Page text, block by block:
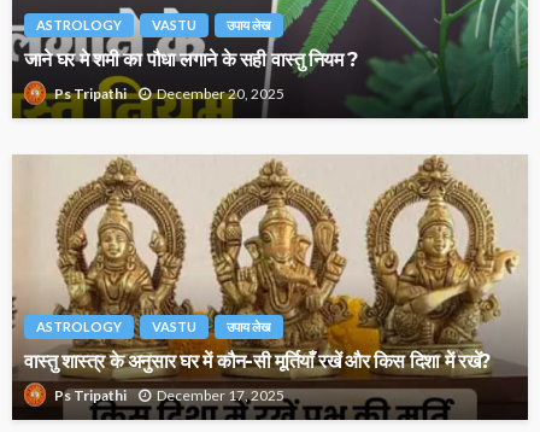
ASTROLOGY VASTU उपाय लेख
जाने घर मे शमी का पौधा लगाने के सही वास्तु नियम ?
Ps Tripathi December 20, 2025
ASTROLOGY VASTU उपाय लेख
वास्तु शास्त्र के अनुसार घर में कौन-सी मूर्तियाँ रखें और किस दिशा में रखें?
Ps Tripathi December 17, 2025